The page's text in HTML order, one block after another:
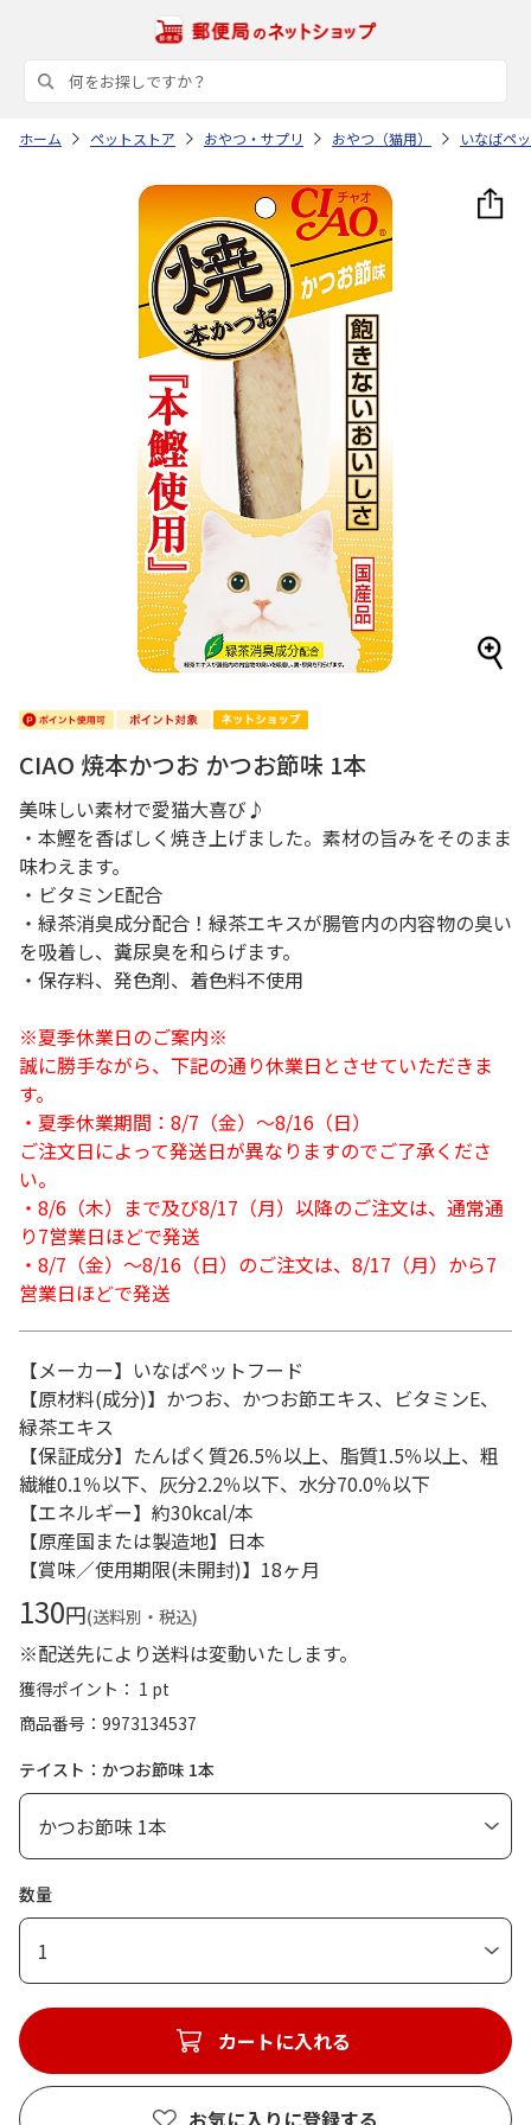
ホーム ペットストア おやつ・サプリ おやつ（猫用） いなばペ
CIAO 焼本かつお かつお節味 1本
美味しい素材で愛猫大喜び♪
・本鰹を香ばしく焼き上げました。素材の旨みをそのまま
味わえます。
・ビタミンE配合
・緑茶消臭成分配合！緑茶エキスが腸管内の内容物の臭い
を吸着し、糞尿臭を和らげます。
・保存料、発色剤、着色料不使用
※夏季休業日のご案内※
誠に勝手ながら、下記の通り休業日とさせていただきま
す。
・夏季休業期間：8/7（金）～8/16（日）
ご注文日によって発送日が異なりますのでご了承くださ
い。
・8/6（木）まで及び8/17（月）以降のご注文は、通常通
り7営業日ほどで発送
・8/7（金）～8/16（日）のご注文は、8/17（月）から7
営業日ほどで発送
【メーカー】いなばペットフード
【原材料(成分)】かつお、かつお節エキス、ビタミンE、
緑茶エキス
【保証成分】たんぱく質26.5％以上、脂質1.5％以上、粗
繊維0.1％以下、灰分2.2％以下、水分70.0％以下
【エネルギー】約30kcal/本
【原産国または製造地】日本
【賞味／使用期限(未開封)】18ヶ月
130円(送料別・税込)
※配送先により送料は変動いたします。
獲得ポイント： 1 pt
商品番号
9973134537
テイスト：かつお節味 1本
数量
1
カートに入れる
お気に入りに登録する